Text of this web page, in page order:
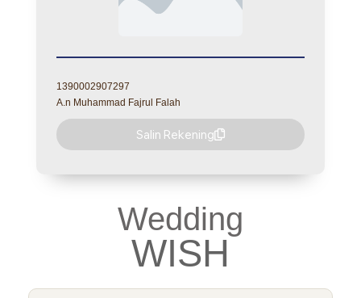
1390002907297
A.n Muhammad Fajrul Falah
Salin Rekening
Wedding
WISH